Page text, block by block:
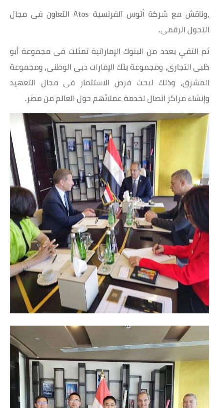
،وناقش مع شركة أتوس الفرنسية Atos التعاون فى مجال
التحول الرقمى.
ثم التقي بعدد من البنوك الإماراتية تمثلت فى مجموعة أبو
ظبى التجارى، ومجموعة بنك الإمارات دبى الوطنى، ومجموعة
المشرق، وذلك لبحث فرص الاستثمار فى مجال التعهيد
وإنشاء مراكز اتصال لخدمة عملائهم حول العالم من مصر.